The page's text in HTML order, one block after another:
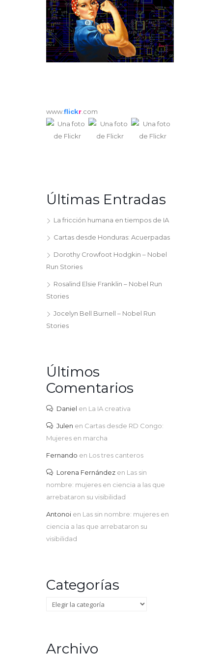
www.flickr.com
Últimas Entradas
La fricción humana en tiempos de IA
Cartas desde Honduras: Acuerpadas
Dorothy Crowfoot Hodgkin – Nobel
Run Stories
Rosalind Elsie Franklin – Nobel Run
Stories
Jocelyn Bell Burnell – Nobel Run
Stories
Últimos
Comentarios
Daniel en La IA creativa
Julen en Cartas desde RD Congo:
Mujeres en marcha
Fernando en Los tres canteros
Lorena Fernández en Las sin
nombre: mujeres en ciencia a las que
arrebataron su visibilidad
Antonoi en Las sin nombre: mujeres en
ciencia a las que arrebataron su
visibilidad
Categorías
Categorías
Archivo